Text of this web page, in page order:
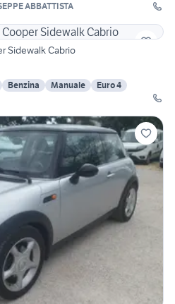
ABBATTISTA
Sidewalk Cabrio
Benzina Manuale
Euro 4